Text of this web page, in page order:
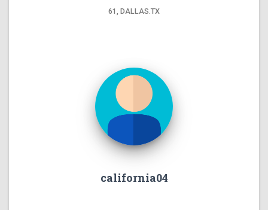
61, DALLAS.TX
california04